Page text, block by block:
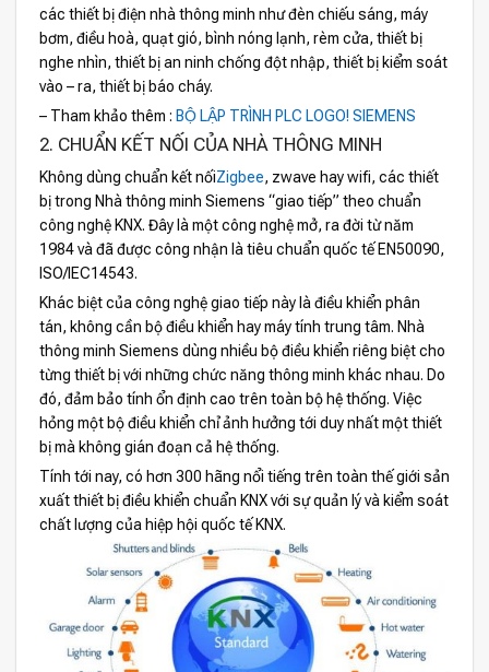
các thiết bị điện nhà thông minh như đèn chiếu sáng, máy
bơm, điều hoà, quạt gió, bình nóng lạnh, rèm cửa, thiết bị
nghe nhìn, thiết bị an ninh chống đột nhập, thiết bị kiểm soát
vào – ra, thiết bị báo cháy.
– Tham khảo thêm : BỘ LẬP TRÌNH PLC LOGO! SIEMENS
2. CHUẨN KẾT NỐI CỦA NHÀ THÔNG MINH
Không dùng chuẩn kết nốiZigbee, zwave hay wifi, các thiết
bị trong Nhà thông minh Siemens “giao tiếp” theo chuẩn
công nghệ KNX. Đây là một công nghệ mở, ra đời từ năm
1984 và đã được công nhận là tiêu chuẩn quốc tế EN50090,
ISO/IEC14543.
Khác biệt của công nghệ giao tiếp này là điều khiển phân
tán, không cần bộ điều khiển hay máy tính trung tâm. Nhà
thông minh Siemens dùng nhiều bộ điều khiển riêng biệt cho
từng thiết bị với những chức năng thông minh khác nhau. Do
đó, đảm bảo tính ổn định cao trên toàn bộ hệ thống. Việc
hỏng một bộ điều khiển chỉ ảnh hưởng tới duy nhất một thiết
bị mà không gián đoạn cả hệ thống.
Tính tới nay, có hơn 300 hãng nổi tiếng trên toàn thế giới sản
xuất thiết bị điều khiển chuẩn KNX với sự quản lý và kiểm soát
chất lượng của hiệp hội quốc tế KNX.